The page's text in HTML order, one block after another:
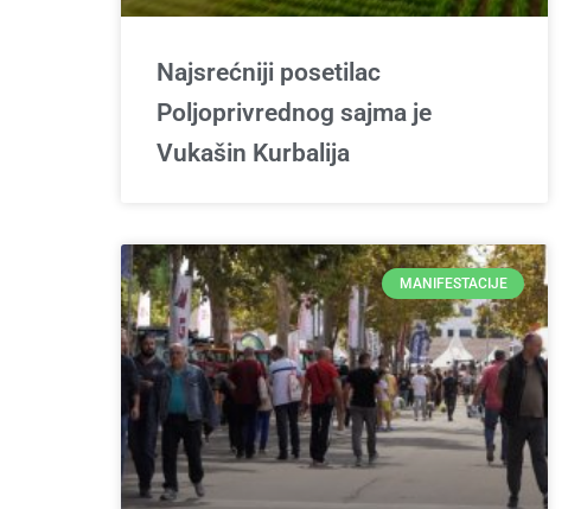
Najsrećniji posetilac
Poljoprivrednog sajma je
Vukašin Kurbalija
MANIFESTACIJE